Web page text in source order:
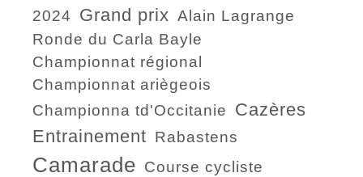
2024
Grand prix
Alain Lagrange
ronde du Carla Bayle
championnat régional
championnat ariègeois
championna td'Occitanie
Cazères
entrainement
Rabastens
Camarade course cycliste